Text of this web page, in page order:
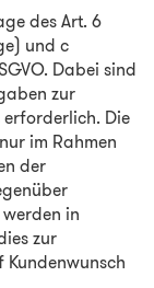
des Art. 6
und c
Dabei sind
zur
Die
im Rahmen
der
in
zur